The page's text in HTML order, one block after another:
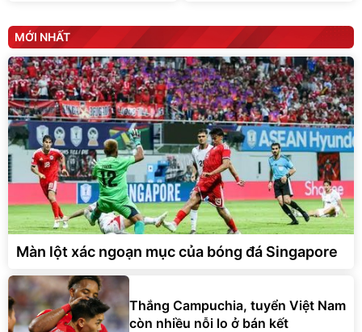
MỚI NHẤT
Màn lột xác ngoạn mục của bóng đá Singapore
Thắng Campuchia, tuyển Việt Nam
còn nhiều nỗi lo ở bán kết